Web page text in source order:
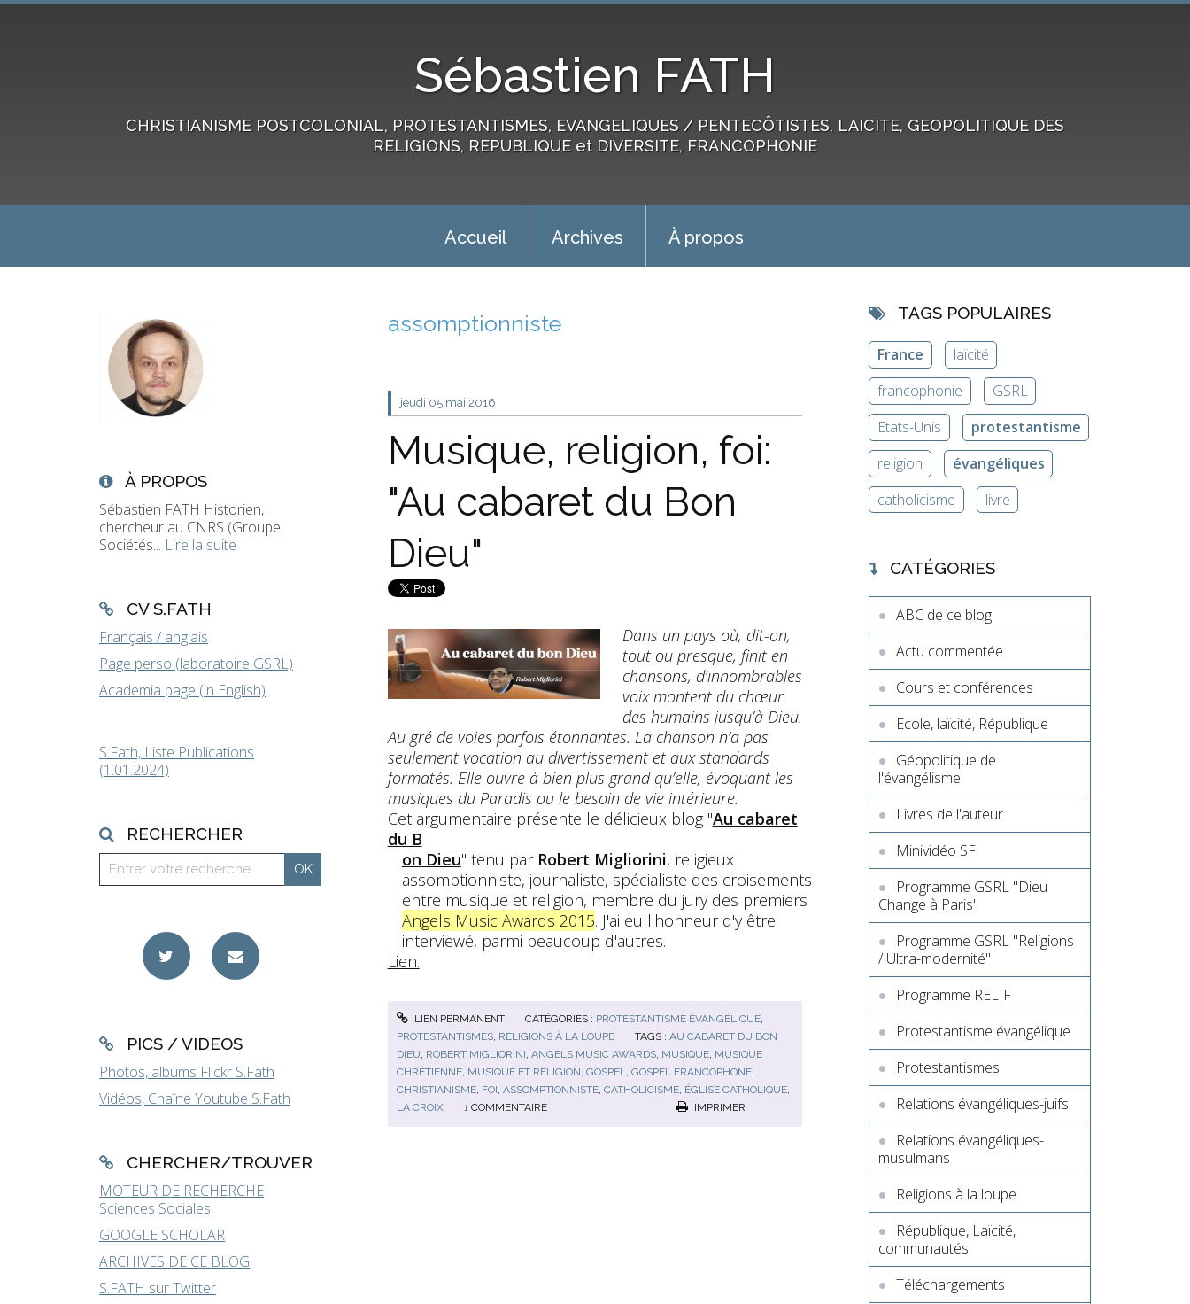
Sébastien FATH
CHRISTIANISME POSTCOLONIAL, PROTESTANTISMES, EVANGELIQUES / PENTECÔTISTES, LAICITE, GEOPOLITIQUE DES
RELIGIONS, REPUBLIQUE et DIVERSITE, FRANCOPHONIE
Accueil Archives À propos
À PROPOS
Sébastien FATH Historien,
chercheur au CNRS (Groupe
Sociétés... Lire la suite
CV S.FATH
Français / anglais
Page perso (laboratoire GSRL)
Academia page (in English)
S.Fath, Liste Publications
(1.01.2024)
RECHERCHER
PICS / VIDEOS
Photos, albums Flickr S.Fath
Vidéos, Chaîne Youtube S.Fath
CHERCHER/TROUVER
MOTEUR DE RECHERCHE
Sciences Sociales
GOOGLE SCHOLAR
ARCHIVES DE CE BLOG
S.FATH sur Twitter
assomptionniste
jeudi 05 mai 2016
Musique, religion, foi:
"Au cabaret du Bon
Dieu"
Dans un pays où, dit-on,
tout ou presque, finit en
chansons, d’innombrables
voix montent du chœur
des humains jusqu’à Dieu.
Au gré de voies parfois étonnantes. La chanson n’a pas
seulement vocation au divertissement et aux standards
formatés. Elle ouvre à bien plus grand qu’elle, évoquant les
musiques du Paradis ou le besoin de vie intérieure.
Cet argumentaire présente le délicieux blog "Au cabaret
du B
on Dieu" tenu par Robert Migliorini, religieux
assomptionniste, journaliste, spécialiste des croisements
entre musique et religion, membre du jury des premiers
Angels Music Awards 2015. J'ai eu l'honneur d'y être
interviewé, parmi beaucoup d'autres.
Lien.
LIEN PERMANENT CATÉGORIES : PROTESTANTISME ÉVANGÉLIQUE
PROTESTANTISMES, RELIGIONS À LA LOUPE TAGS : AU CABARET DU BON
DIEU ROBERT MIGLIORINI ANGELS MUSIC AWARDS, MUSIQUE, MUSIQUE
CHRÉTIENNE, MUSIQUE ET RELIGION GOSPEL GOSPEL FRANCOPHONE,
CHRISTIANISME, FOI ASSOMPTIONNISTE, CATHOLICISME, ÉGLISE CATHOLIQUE,
LA CROIX
1 COMMENTAIRE IMPRIMER
TAGS POPULAIRES
France
laïcité
francophonie
GSRL
Etats-Unis
protestantisme
religion
évangéliques
catholicisme
livre
CATÉGORIES
ABC de ce blog
Actu commentée
Cours et conférences
Ecole, laïcité, République
Géopolitique de
l'évangélisme
Livres de l'auteur
Minividéo SF
Programme GSRL "Dieu
Change à Paris"
Programme GSRL "Religions
/ Ultra-modernité"
Programme RELIF
Protestantisme évangélique
Protestantismes
Relations évangéliques-juifs
Relations évangéliques-
musulmans
Religions à la loupe
République, Laïcité,
communautés
Téléchargements